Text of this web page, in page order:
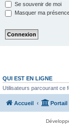
Se souvenir de moi
Masquer ma
QUI EST EN LIGNE
Utilisateurs parcourant ce
Accueil Portail